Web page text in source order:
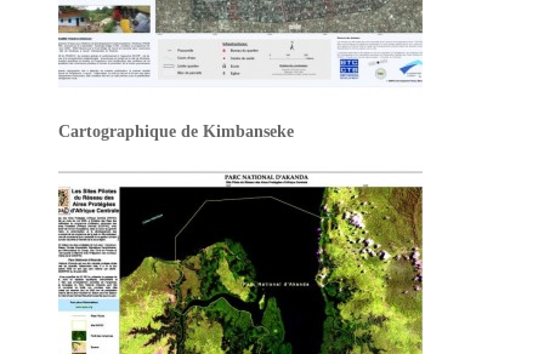
Cartographique de Kimbanseke